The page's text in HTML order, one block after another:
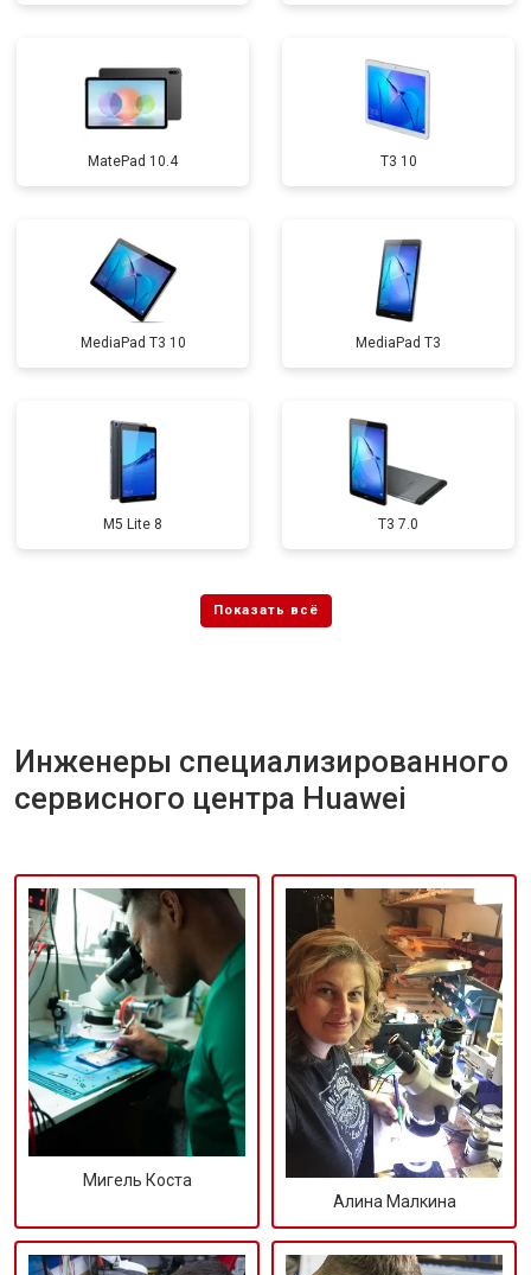
MatePad 10.4 T3 10
MediaPad T3 10 MediaPad T3
M5 Lite 8 T3 7.0
Инженеры специализированного
сервисного центра Huawei
Мигель Коста
Алина Малкина